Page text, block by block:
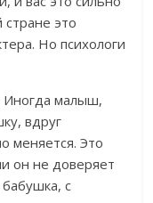
стране это
Но психологи
Иногда малыш,
вдруг
меняется. Это
он не доверяет
с